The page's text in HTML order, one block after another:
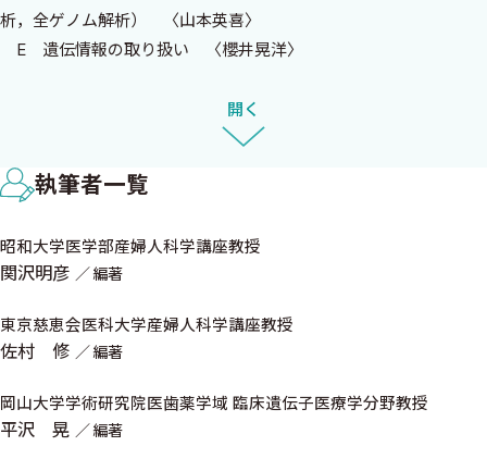
本書では，第I部の総論で臨床遺伝学的知識をまとめ，第II〜III部
の各論で各疾患における最新知識を盛り込んだ．それぞれの分野
のエキスパートが，CASEを挙げて具体的に遺伝カウンセリングの
やすいように工夫して作成した．また，遺伝カウンセリングでは
わかりやすい資料を用いて説明することで，クライエントの理解
を深めることが重要であるが，そのために活用できる「遺伝カウ
科医のみではなく，婦人科腫瘍専門医，臨床遺伝専門医や認定遺
伝カウンセラー，またはその資格取得を目指すものなどが活用す
における臨床遺伝の理解が促進されれば幸いである．
なお，本書内の遺伝子変異保有率などは各著者の引用文献によ
た，本書の発刊に際し，中外医学社の中畑謙氏，岩松宏典氏の多
大なご尽力をいただいた．この場を借りて感謝申し上げる．
析，全ゲノム解析） 〈山本英喜〉
E 遺伝情報の取り扱い 〈櫻井晃洋〉
G がん遺伝子パネル検査 〈織田克利〉
H 生殖細胞系列バリアントの解釈とVUSの取り扱い 〈井本逸
勢，高磯伸枝〉
COLUMN ゲノムビックデータとデータシェアリング 〈桃
2 遺伝性乳がん卵巣がん症候群
A 遺伝性卵巣がんの臨床的・病理学的特徴 〈関根正幸，仲本
朋子〉
C リスク低減卵管卵巣摘出術（RRSO）と病理学的検査 〈川
畑絢子，矢内原臨〉
開く
執筆者一覧
昭和大学医学部産婦人科学講座教授
関沢明彦 編著
東京慈恵会医科大学産婦人科学講座教授
佐村 修 編著
岡山大学学術研究院医歯薬学域 臨床遺伝子医療学分野教授
平沢 晃 編著